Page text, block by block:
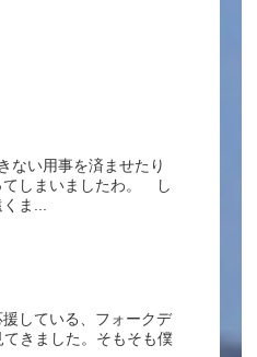
ない用事を済ませたり
てしまいましたわ。 し
ま...
している、フォークデ
きました。そもそも僕